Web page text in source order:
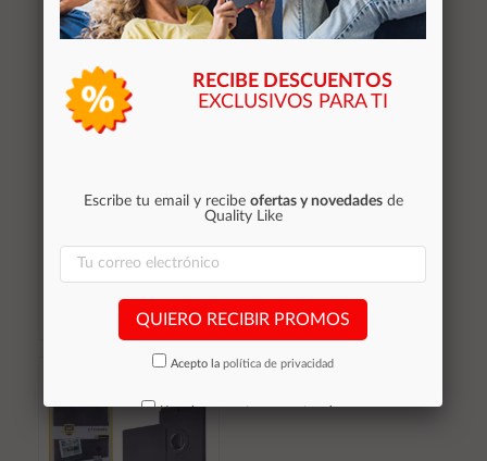
Stocks (0)
Añadir al
ONE+
6,50 €
Stocks (0)
Añadir al
RECIBE DESCUENTOS
EXCLUSIVOS PARA TI
Escribe tu email y recibe ofertas y novedadesde
Quality Like
QUIERO RECIBIR PROMOS
Acepto la política de privacidad
No volver a mostrar mas este aviso